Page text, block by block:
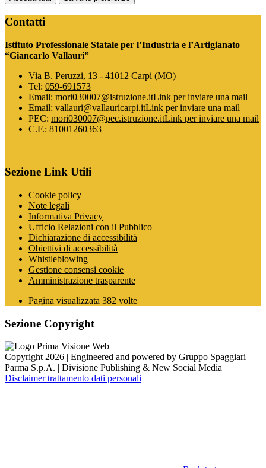
Contatti
Istituto Professionale Statale per l’Industria e l’Artigianato
“Giancarlo Vallauri”
Via B. Peruzzi, 13 - 41012 Carpi (MO)
Tel: 059-691573
Email: mori030007@istruzione.itLink per inviare una mail
Email: vallauri@vallauricarpi.itLink per inviare una mail
PEC: mori030007@pec.istruzione.itLink per inviare una mail
C.F.: 81001260363
Sezione Link Utili
Cookie policy
Note legali
Informativa Privacy
Ufficio Relazioni con il Pubblico
Dichiarazione di accessibilità
Obiettivi di accessibilità
Whistleblowing
Gestione consensi cookie
Amministrazione trasparente
Pagina visualizzata 382 volte
Sezione Copyright
Copyright 2026 | Engineered and powered by Gruppo Spaggiari
Parma S.p.A. | Divisione Publishing & New Social Media
Disclaimer trattamento dati personali